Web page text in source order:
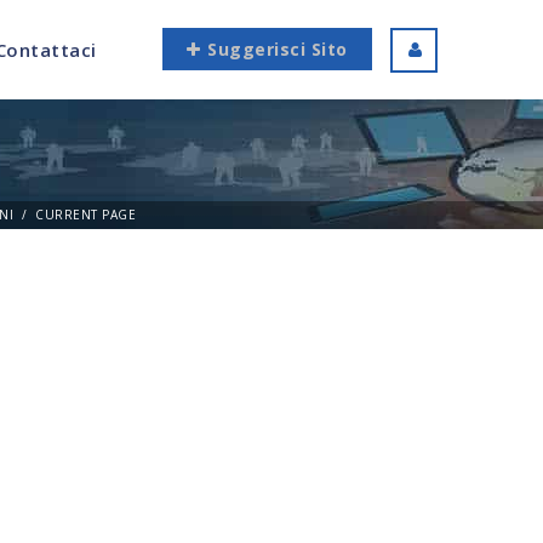
Suggerisci Sito
CURRENT PAGE